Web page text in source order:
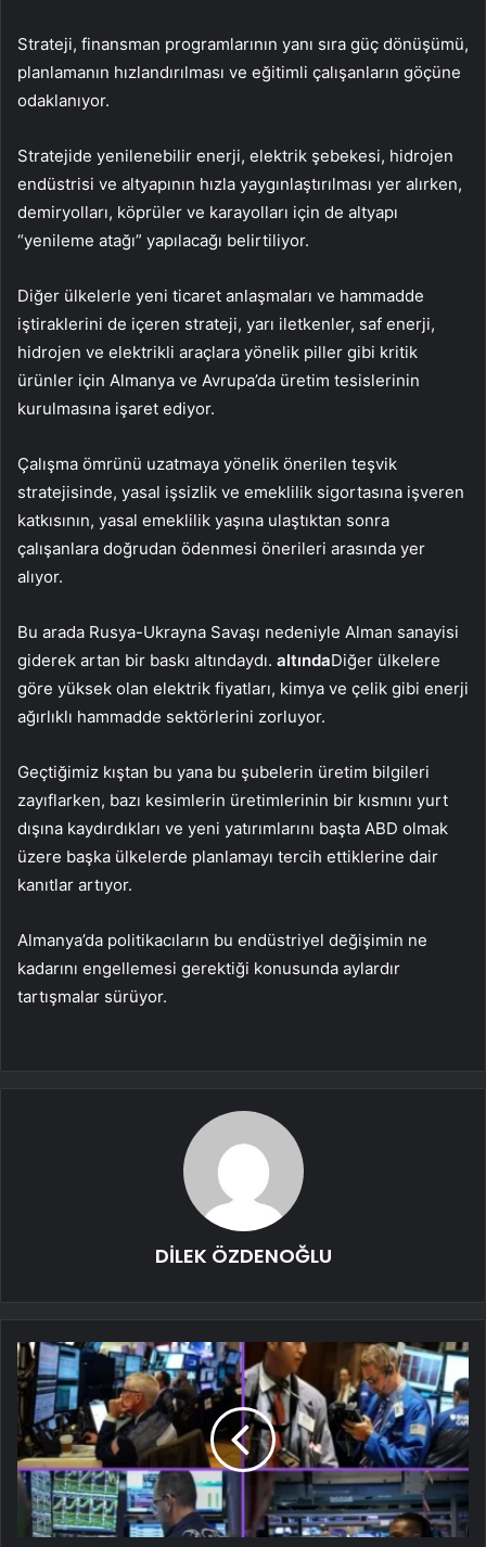
Strateji, finansman programlarının yanı sıra güç dönüşümü,
planlamanın hızlandırılması ve eğitimli çalışanların göçüne
odaklanıyor.
Stratejide yenilenebilir enerji, elektrik şebekesi, hidrojen
endüstrisi ve altyapının hızla yaygınlaştırılması yer alırken,
demiryolları, köprüler ve karayolları için de altyapı
“yenileme atağı” yapılacağı belirtiliyor.
Diğer ülkelerle yeni ticaret anlaşmaları ve hammadde
iştiraklerini de içeren strateji, yarı iletkenler, saf enerji,
hidrojen ve elektrikli araçlara yönelik piller gibi kritik
ürünler için Almanya ve Avrupa’da üretim tesislerinin
kurulmasına işaret ediyor.
Çalışma ömrünü uzatmaya yönelik önerilen teşvik
stratejisinde, yasal işsizlik ve emeklilik sigortasına işveren
katkısının, yasal emeklilik yaşına ulaştıktan sonra
çalışanlara doğrudan ödenmesi önerileri arasında yer
alıyor.
Bu arada Rusya-Ukrayna Savaşı nedeniyle Alman sanayisi
giderek artan bir baskı altındaydı. altındaDiğer ülkelere
göre yüksek olan elektrik fiyatları, kimya ve çelik gibi enerji
ağırlıklı hammadde sektörlerini zorluyor.
Geçtiğimiz kıştan bu yana bu şubelerin üretim bilgileri
zayıflarken, bazı kesimlerin üretimlerinin bir kısmını yurt
dışına kaydırdıkları ve yeni yatırımlarını başta ABD olmak
üzere başka ülkelerde planlamayı tercih ettiklerine dair
kanıtlar artıyor.
Almanya’da politikacıların bu endüstriyel değişimin ne
kadarını engellemesi gerektiği konusunda aylardır
tartışmalar sürüyor.
DİLEK ÖZDENOĞLU